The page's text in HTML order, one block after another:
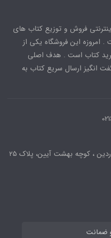
فروش و توزیع کتاب های
این فروشگاه یکی از
خرید کتاب است . هدف اصلی
انگیز ارسال سریع کتاب به
، کوچه بهشت آیین، پلاک 25
ضمانت